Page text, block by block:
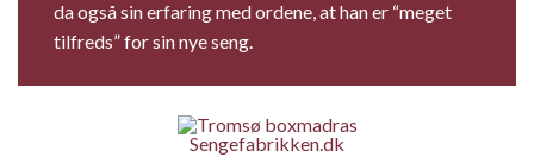
da også sin erfaring med ordene, at han er “meget
tilfreds” for sin nye seng.
Sengefabrikken.dk